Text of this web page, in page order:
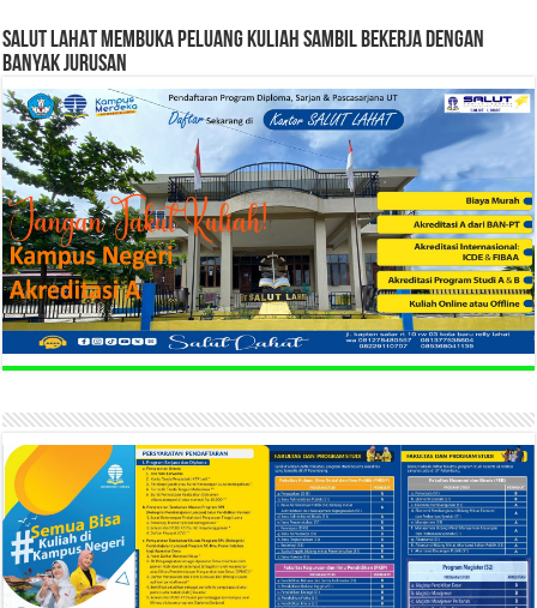
SALUT LAHAT MEMBUKA PELUANG KULIAH SAMBIL BEKERJA DENGAN
BANYAK JURUSAN